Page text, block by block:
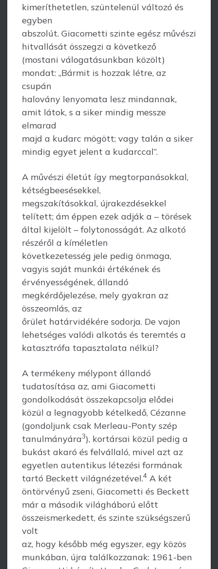
kimeríthetetlen, szüntelenül változó és
egyben
abszolút. Giacometti szinte egész művészi
hitvallását összegzi a következő
(mostani válogatásunkban közölt)
mondat: „Bármit is hozzak létre, az
csupán
halovány lenyomata lesz mindannak,
amit látok, s a siker mindig messze
elmarad
majd a kudarc mögött; vagy talán a siker
mindig egyet jelent a kudarccal”.
A művészi életút így megtorpanásokkal,
kétségbeesésekkel,
megszakításokkal, újrakezdésekkel
telített; ám éppen ezek adják a – törések
által kijelölt – folytonosságát. Az alkotó
részéről a kíméletlen
következetesség jele pedig önmaga,
vagyis saját munkái értékének és
érvényességének, állandó
megkérdőjelezése, mely gyakran az
összeomlás, az
őrület határvidékére sodorja. De vajon
lehetséges valódi alkotás és teremtés a
katasztrófa tapasztalata nélkül?
A termékeny mélypont állandó
tudatosítása az, ami Giacometti
gondolkodását összekapcsolja elődei
közül a legnagyobb kételkedő, Cézanne
(gondoljunk csak Merleau-Ponty szép
tanulmányára3), kortársai közül pedig a
bukást akaró és felvállaló, mivel azt az
egyetlen autentikus létezési formának
tartó Beckett világnézetével.4 A két
öntörvényű zseni, Giacometti és Beckett
már a második világháború előtt
összeismerkedett, és szinte szükségszerű
volt
az, hogy később még egyszer, egy közös
munkában, újra találkozzanak: 1961-ben